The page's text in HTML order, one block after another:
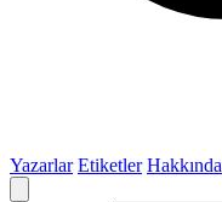
Yazarlar Etiketler Hakkında